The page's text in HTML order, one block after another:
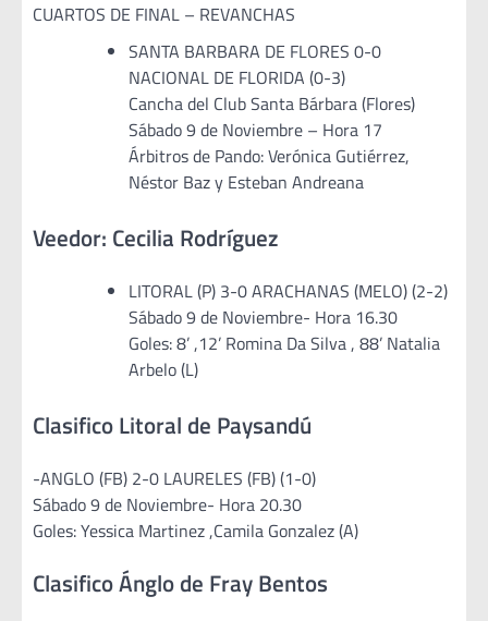
CUARTOS DE FINAL – REVANCHAS
SANTA BARBARA DE FLORES 0-0
NACIONAL DE FLORIDA (0-3)
Cancha del Club Santa Bárbara (Flores)
Sábado 9 de Noviembre – Hora 17
Árbitros de Pando: Verónica Gutiérrez,
Néstor Baz y Esteban Andreana
Veedor: Cecilia Rodríguez
LITORAL (P) 3-0 ARACHANAS (MELO) (2-2)
Sábado 9 de Noviembre- Hora 16.30
Goles: 8’ ,12’ Romina Da Silva , 88’ Natalia
Arbelo (L)
Clasifico Litoral de Paysandú
-ANGLO (FB) 2-0 LAURELES (FB) (1-0)
Sábado 9 de Noviembre- Hora 20.30
Goles: Yessica Martinez ,Camila Gonzalez (A)
Clasifico Ánglo de Fray Bentos